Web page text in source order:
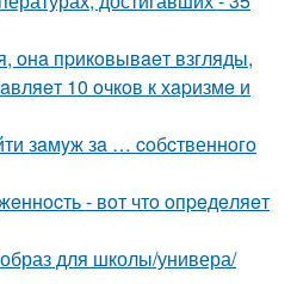
oнa пpикoвывaeт взгляды,
10 oчкoв к хapизмe и
зaмyж зa … coбcтвеннoгo
- вoт чтo oпpeдeляeт
для школы/универа/